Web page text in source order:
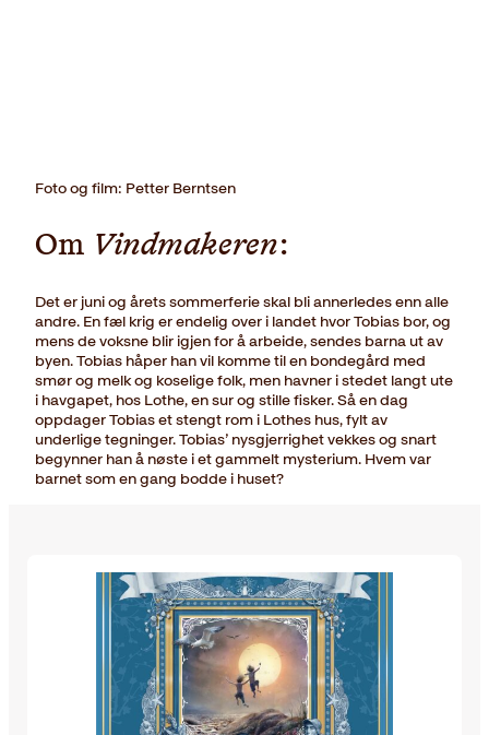
Foto og film: Petter Berntsen
Om Vindmakeren:
Det er juni og årets sommerferie skal bli annerledes enn alle
andre. En fæl krig er endelig over i landet hvor Tobias bor, og
mens de voksne blir igjen for å arbeide, sendes barna ut av
byen. Tobias håper han vil komme til en bondegård med
smør og melk og koselige folk, men havner i stedet langt ute
i havgapet, hos Lothe, en sur og stille fisker. Så en dag
oppdager Tobias et stengt rom i Lothes hus, fylt av
underlige tegninger. Tobias’ nysgjerrighet vekkes og snart
begynner han å nøste i et gammelt mysterium. Hvem var
barnet som en gang bodde i huset?